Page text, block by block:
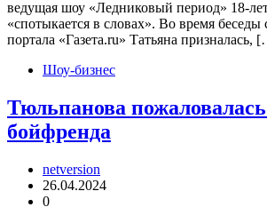
ведущая шоу «Ледниковый период» 18-
«спотыкается в словах». Во время
портала «Газета.ru» Татьяна призналась,
Шоу-бизнес
Тюльпанова
бойфренда
netversion
26.04.2024
0